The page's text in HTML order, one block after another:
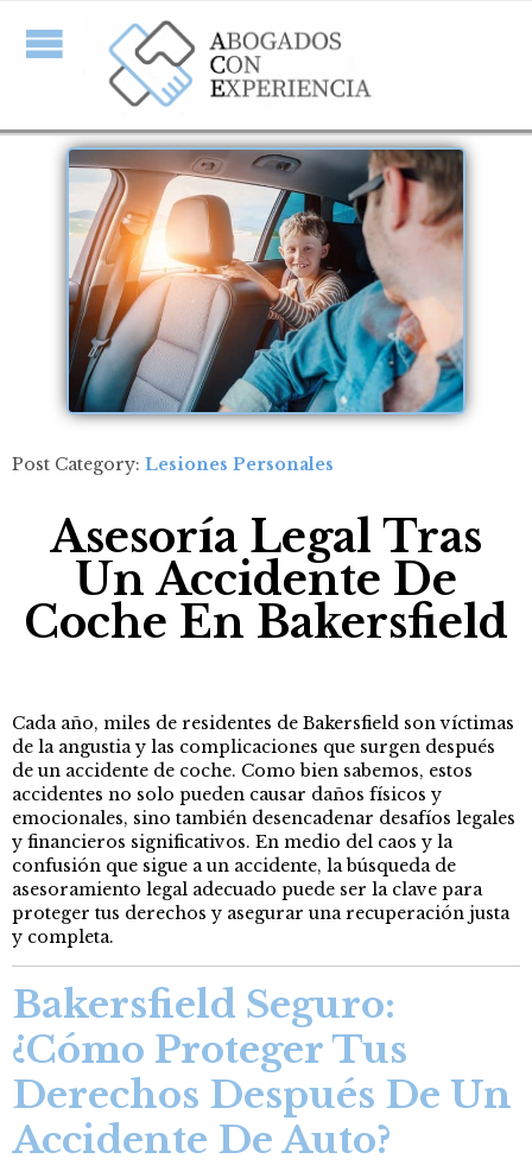
Post Category: Lesiones Personales
Asesoría Legal Tras
Un Accidente De
Coche En Bakersfield
Cada año, miles de residentes de Bakersfield son víctimas
de la angustia y las complicaciones que surgen después
de un accidente de coche. Como bien sabemos, estos
accidentes no solo pueden causar daños físicos y
emocionales, sino también desencadenar desafíos legales
y financieros significativos. En medio del caos y la
confusión que sigue a un accidente, la búsqueda de
asesoramiento legal adecuado puede ser la clave para
proteger tus derechos y asegurar una recuperación justa
y completa.
Bakersfield Seguro:
¿Cómo Proteger Tus
Derechos Después De Un
Accidente De Auto?